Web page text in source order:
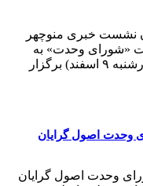
نشست خبری منوچهر
«شورای وحدت» به
همراه کاندید ها راس ساعت ۹ صبح (چهارشنبه ۹ اسفند) برگزار
۵۶۶۹ نامزد شورای وحدت اصول گرایان
کد ۵۶۶۹ نامزد شورای وحدت اصول گرایان